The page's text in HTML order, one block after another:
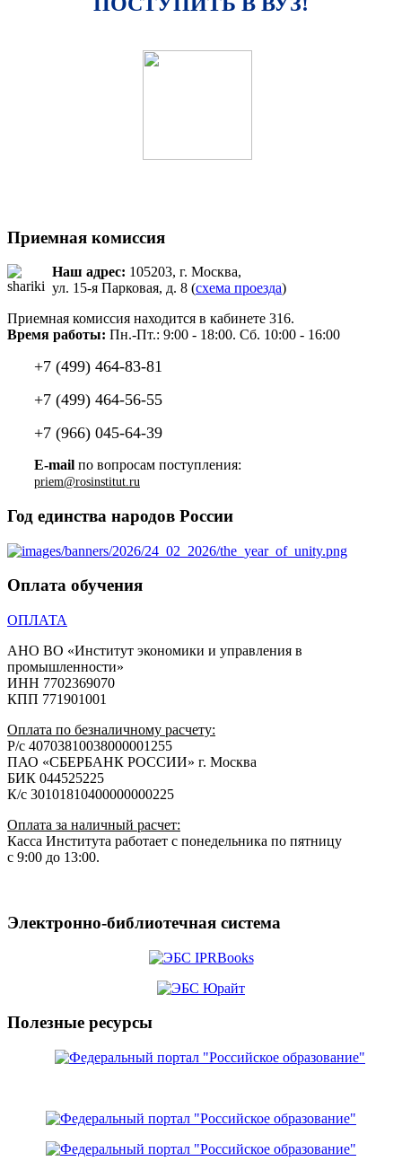
Приемная комиссия
Наш адрес: 105203, г. Москва,
ул. 15-я Парковая, д. 8 (схема проезда)
Приемная комиссия находится в кабинете 316.
Время работы: Пн.-Пт.: 9:00 - 18:00. Сб. 10:00 - 16:00
+7 (499) 464-83-81
+7 (499) 464-56-55
+7 (966) 045-64-39
E-mail по вопросам поступления:
priem@rosinstitut.ru
Год единства народов России
Оплата обучения
ОПЛАТА
АНО ВО «Институт экономики и управления в
промышленности»
ИНН 7702369070
КПП 771901001
Оплата по безналичному расчету:
Р/с 40703810038000001255
ПАО «СБЕРБАНК РОССИИ» г. Москва
БИК 044525225
К/с 30101810400000000225
Оплата за наличный расчет:
Касса Института работает с понедельника по пятницу
с 9:00 до 13:00.
Электронно-библиотечная система
Полезные ресурсы